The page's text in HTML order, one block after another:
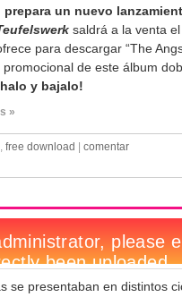
prepara un nuevo
saldrá a la venta
para descargar “The
promocional de este álbum
y bajalo!
»
, free download
comentar
se presentaban en distintos